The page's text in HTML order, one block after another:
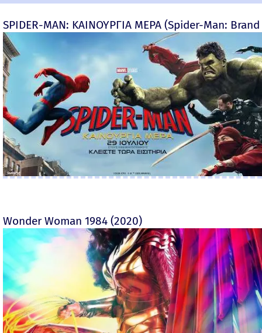
SPIDER-MAN: ΚΑΙΝΟΥΡΓΙΑ ΜΕΡΑ (Spider-Man:
Wonder Woman 1984 (2020)